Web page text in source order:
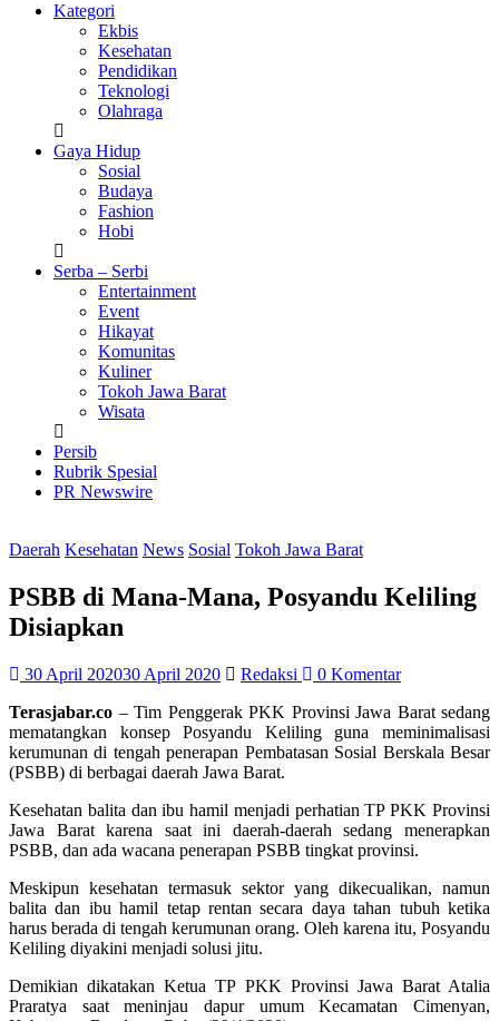
Kategori
Ekbis
Kesehatan
Pendidikan
Teknologi
Olahraga
Gaya Hidup
Sosial
Budaya
Fashion
Hobi
Serba – Serbi
Entertainment
Event
Hikayat
Komunitas
Kuliner
Tokoh Jawa Barat
Wisata
Persib
Rubrik Spesial
PR Newswire
Daerah Kesehatan News Sosial Tokoh Jawa Barat
PSBB di Mana-Mana, Posyandu Keliling
Disiapkan
30 April 202030 April 2020 Redaksi
0 Komentar
Terasjabar.co – Tim Penggerak PKK Provinsi Jawa Barat sedang
mematangkan konsep Posyandu Keliling guna meminimalisasi
kerumunan di tengah penerapan Pembatasan Sosial Berskala Besar
(PSBB) di berbagai daerah Jawa Barat.
Kesehatan balita dan ibu hamil menjadi perhatian TP PKK Provinsi
Jawa Barat karena saat ini daerah-daerah sedang menerapkan
PSBB, dan ada wacana penerapan PSBB tingkat provinsi.
Meskipun kesehatan termasuk sektor yang dikecualikan, namun
balita dan ibu hamil tetap rentan secara daya tahan tubuh ketika
harus berada di tengah kerumunan orang. Oleh karena itu, Posyandu
Keliling diyakini menjadi solusi jitu.
Demikian dikatakan Ketua TP PKK Provinsi Jawa Barat Atalia
Praratya saat meninjau dapur umum Kecamatan Cimenyan,